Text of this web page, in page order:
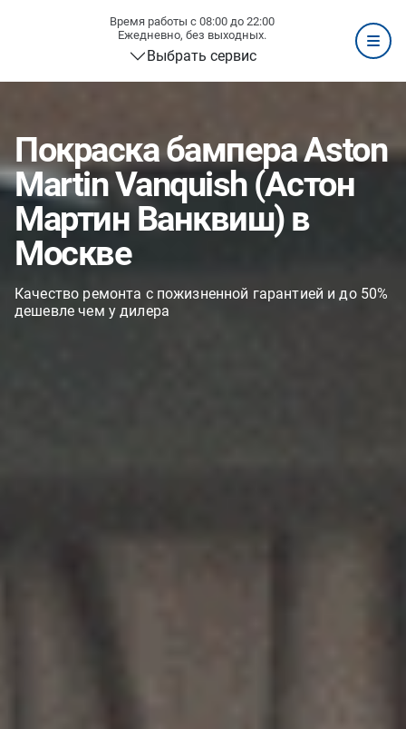
Время работы с 08:00 до 22:00
Ежедневно, без выходных.
Выбрать сервис
Покраска бампера Aston
Martin Vanquish (Астон
Мартин Ванквиш) в
Москве
Качество ремонта с пожизненной гарантией и до 50%
дешевле чем у дилера